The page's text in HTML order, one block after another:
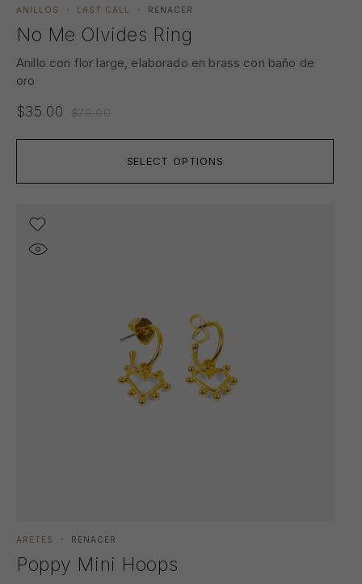
SELECT OPTIONS
ANILLOS LAST CALL RENACER
No Me Olvides Ring
Anillo con flor large, elaborado en brass con baño de
oro
$70.00
$35.00
ARETES RENACER
Poppy Mini Hoops